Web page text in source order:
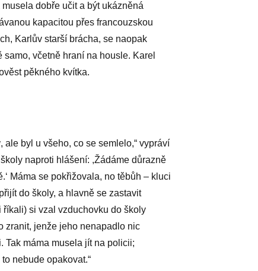
dobře učit a být ukázněná
kapacitou přes francouzskou
Karlův starší brácha, se naopak
včetně hraní na housle. Karel
pěkného kvítka.
byl u všeho, co se semlelo,“ vypráví
naproti hlášení: ,Žádáme důrazně
Máma se pokřižovala, no těbůh – kluci
do školy, a hlavně se zastavit
si vzal vzduchovku do školy
zranit, jenže jeho nenapadlo nic
Tak máma musela jít na policii;
nebude opakovat.“